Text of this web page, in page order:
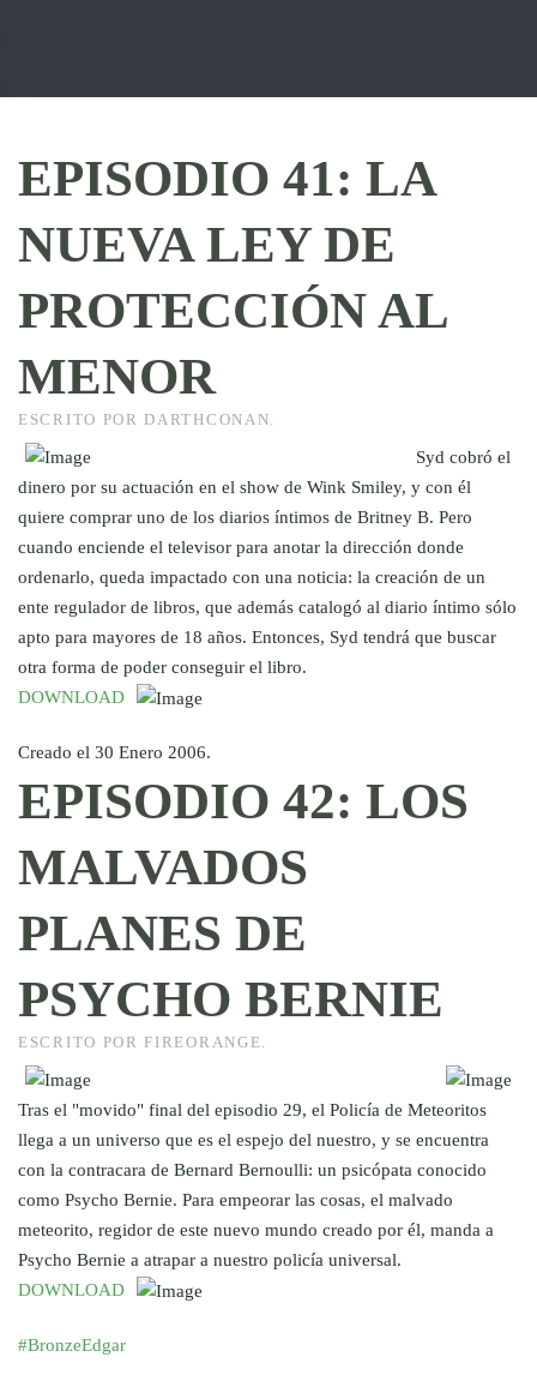
EPISODIO 41: LA
NUEVA LEY DE
PROTECCIÓN AL
MENOR
ESCRITO POR DARTHCONAN.
Syd cobró el
dinero por su actuación en el show de Wink Smiley, y con él
quiere comprar uno de los diarios íntimos de Britney B. Pero
cuando enciende el televisor para anotar la dirección donde
ordenarlo, queda impactado con una noticia: la creación de un
ente regulador de libros, que además catalogó al diario íntimo sólo
apto para mayores de 18 años. Entonces, Syd tendrá que buscar
otra forma de poder conseguir el libro.
DOWNLOAD
Creado el 30 Enero 2006.
EPISODIO 42: LOS
MALVADOS
PLANES DE
PSYCHO BERNIE
ESCRITO POR FIREORANGE.
Tras el "movido" final del episodio 29, el Policía de Meteoritos
llega a un universo que es el espejo del nuestro, y se encuentra
con la contracara de Bernard Bernoulli: un psicópata conocido
como Psycho Bernie. Para empeorar las cosas, el malvado
meteorito, regidor de este nuevo mundo creado por él, manda a
Psycho Bernie a atrapar a nuestro policía universal.
DOWNLOAD
#BronzeEdgar